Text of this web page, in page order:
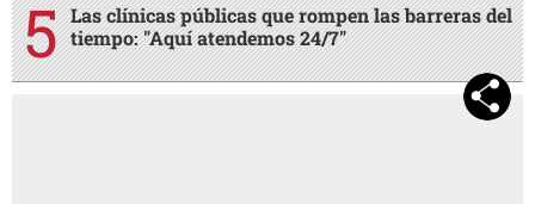
Las clínicas públicas que rompen las barreras del
tiempo: "Aquí atendemos 24/7"